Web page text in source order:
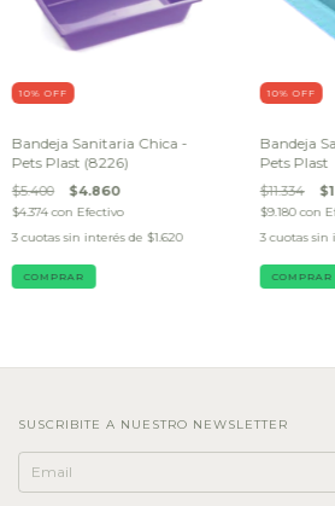
10% OFF
Bandeja Sanitaria Chica -
Pets Plast (8226)
$5.400 $4.860
$4.374con Efectivo
3 cuotas sin interés de $1.620
10% OFF
Bandeja
Pets Plast
$11.334
$9.180con
3 cuotas sin
SUSCRIBITE A NUESTRO NEWSLETTER